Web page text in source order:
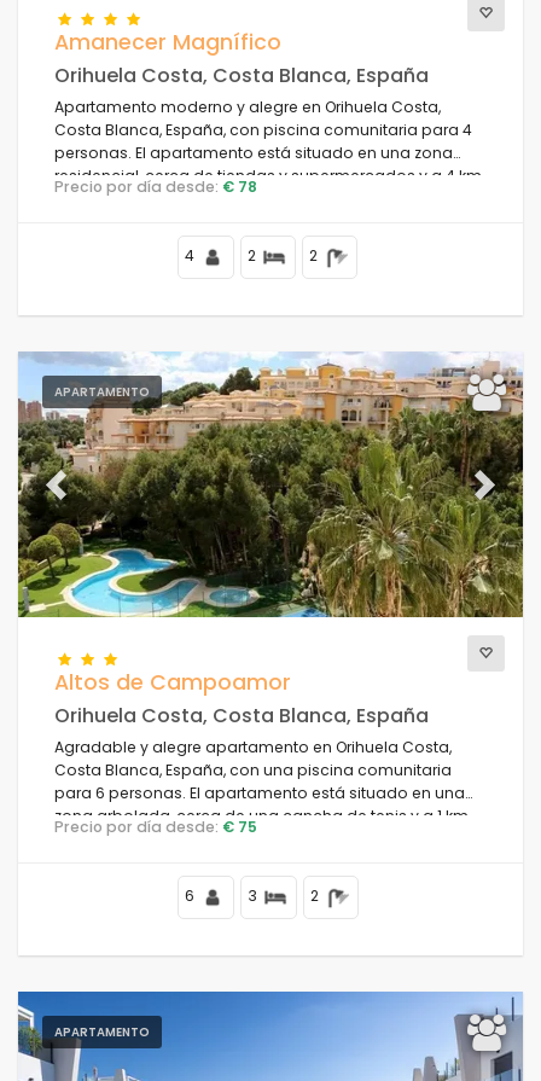
Amanecer Magnífico
Orihuela Costa, Costa Blanca, España
Apartamento moderno y alegre en Orihuela Costa,
Costa Blanca, España, con piscina comunitaria para 4
personas. El apartamento está situado en una zona
residencial, cerca de tiendas y supermercados y a 4 km
de la playa Cala la Mosca.
Precio por día desde: € 78
4 2 2
APARTAMENTO
Previous Next
Altos de Campoamor
Orihuela Costa, Costa Blanca, España
Agradable y alegre apartamento en Orihuela Costa,
Costa Blanca, España, con una piscina comunitaria
para 6 personas. El apartamento está situado en una
zona arbolada, cerca de una cancha de tenis y a 1 km
de la playa.
Precio por día desde: € 75
6 3 2
APARTAMENTO